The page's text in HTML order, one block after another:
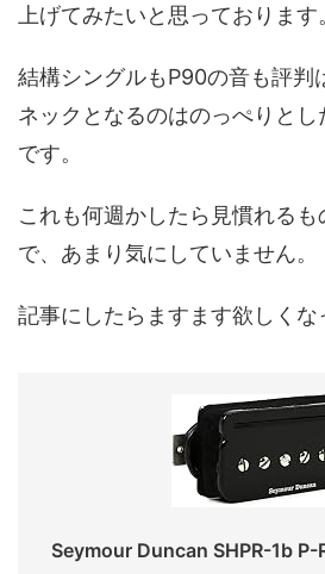
上げてみたいと思っております
結構シングルもP90の音も評判
ネックとなるのはのっぺりとし
です。
これも何週かしたら見慣れる
で、あまり気にしていません。
記事にしたらますます欲しく
Seymour Duncan SHPR-1b P-